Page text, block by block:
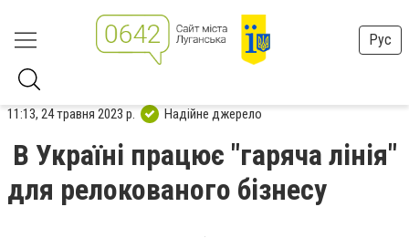
Рус
11:13, 24 травня 2023 р. Надійне джерело
В Україні працює "гаряча лінія"
для релокованого бізнесу